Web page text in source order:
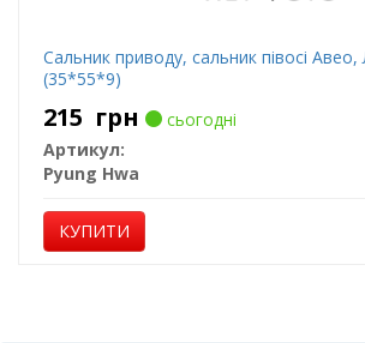
Сальник приводу, сальник півосі Авео,
(35*55*9)
215 грн
сьогодні
Артикул:
Pyung Hwa
КУПИТИ